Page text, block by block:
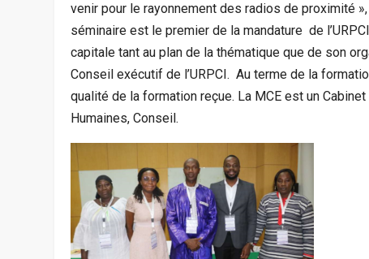
venir pour le rayonnement des radios de proximité
séminaire est le premier de la mandature de
capitale tant au plan de la thématique que de son
Conseil exécutif de l’URPCI. Au terme de la
qualité de la formation reçue. La MCE est un
Humaines, Conseil.